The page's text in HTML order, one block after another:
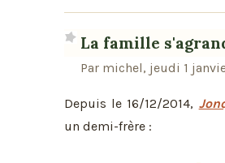
La famille
Par michel, jeudi 1
Depuis le 16/12/2014,
un demi-frère :